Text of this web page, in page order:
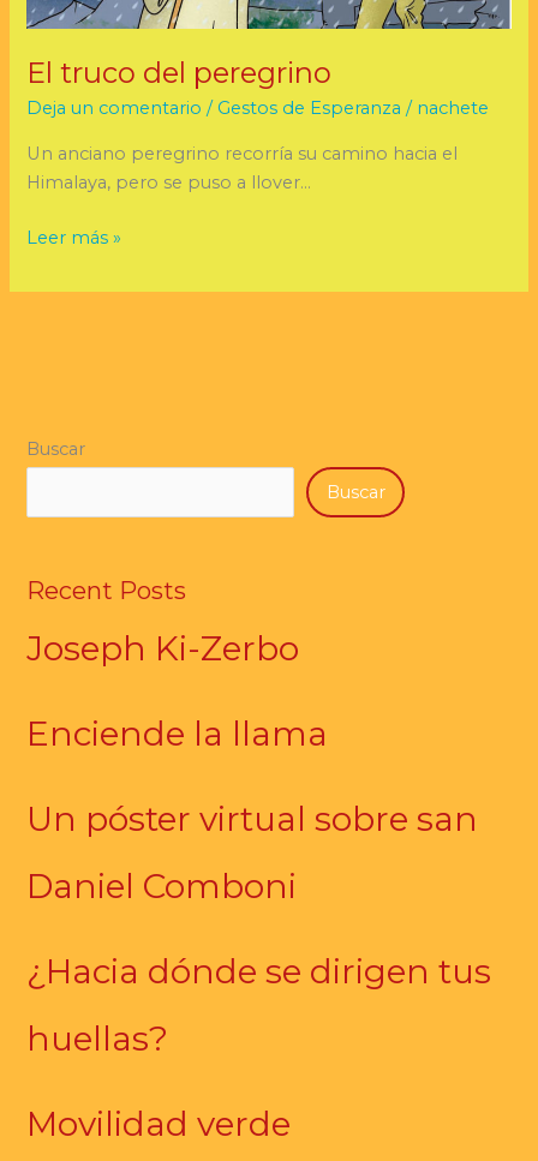
El truco del peregrino
Deja un comentario / Gestos de Esperanza / nachete
Un anciano peregrino recorría su camino hacia el
Himalaya, pero se puso a llover…
Leer más »
Buscar
Buscar
Recent Posts
Joseph Ki-Zerbo
Enciende la llama
Un póster virtual sobre san
Daniel Comboni
¿Hacia dónde se dirigen tus
huellas?
Movilidad verde